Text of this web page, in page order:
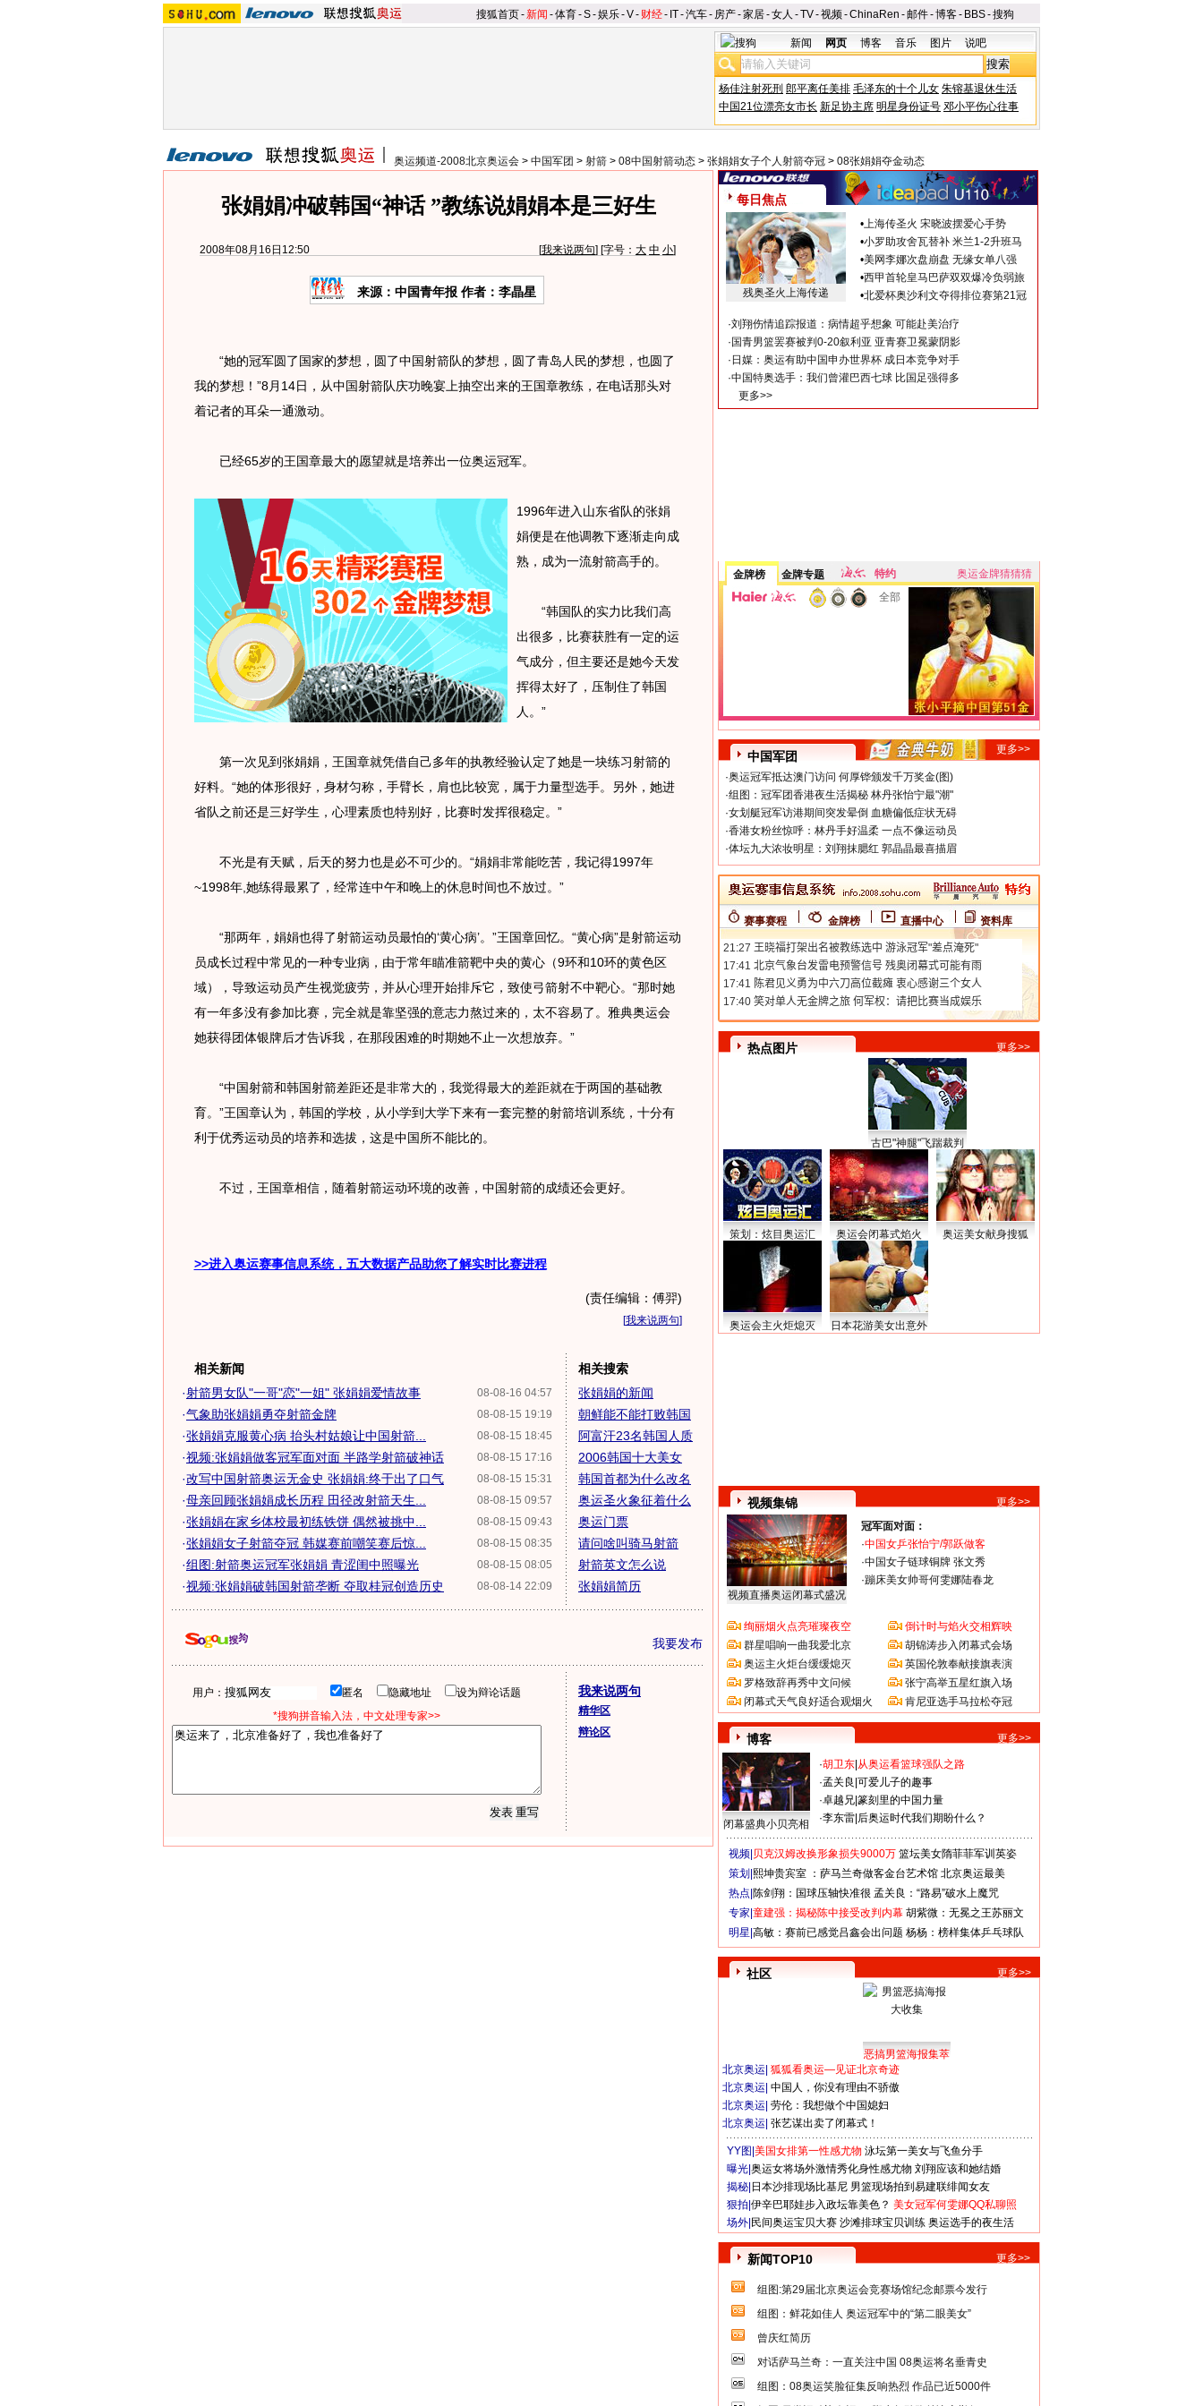
搜狐首页-新闻 -体育-S-娱乐-V- 财经- IT-汽车- 房产-家居-女人 -TV-视频-ChinaRen -邮件-博客- BBS-搜狗
新闻 网页 博客 音乐 图片 说吧
杨佳注射死刑 郎平离任美排 毛泽东的十个儿女 朱镕基退休生活
中国21位漂亮女市长 新足协主席 明星身份证号 邓小平伤心往事
奥运频道-2008北京奥运会 > 中国军团 > 射箭 > 08中国射箭动态 > 张娟娟女子个人射箭夺冠 > 08张娟娟夺金动态
张娟娟冲破韩国“神话 ”教练说娟娟本是三好生
2008年08月16日12:50 [我来说两句] [字号： 大 中 小]
来源：中国青年报 作者：李晶星
“她的冠军圆了国家的梦想，圆了中国射箭队的梦想，圆了青岛人民的梦想，也圆了
我的梦想！”8月14日，从中国射箭队庆功晚宴上抽空出来的王国章教练，在电话那头对
着记者的耳朵一通激动。
已经65岁的王国章最大的愿望就是培养出一位奥运冠军。
1996年进入山东省队的张娟
娟便是在他调教下逐渐走向成
熟，成为一流射箭高手的。
“韩国队的实力比我们高
出很多，比赛获胜有一定的运
气成分，但主要还是她今天发
挥得太好了，压制住了韩国
人。”
第一次见到张娟娟，王国章就凭借自己多年的执教经验认定了她是一块练习射箭的
好料。“她的体形很好，身材匀称，手臂长，肩也比较宽，属于力量型选手。另外，她进
省队之前还是三好学生，心理素质也特别好，比赛时发挥很稳定。”
不光是有天赋，后天的努力也是必不可少的。“娟娟非常能吃苦，我记得1997年
~1998年,她练得最累了，经常连中午和晚上的休息时间也不放过。”
“那两年，娟娟也得了射箭运动员最怕的‘黄心病’。”王国章回忆。“黄心病”是射箭运动
员成长过程中常见的一种专业病，由于常年瞄准箭靶中央的黄心（9环和10环的黄色区
域），导致运动员产生视觉疲劳，并从心理开始排斥它，致使弓箭射不中靶心。“那时她
有一年多没有参加比赛，完全就是靠坚强的意志力熬过来的，太不容易了。雅典奥运会
她获得团体银牌后才告诉我，在那段困难的时期她不止一次想放弃。”
“中国射箭和韩国射箭差距还是非常大的，我觉得最大的差距就在于两国的基础教
育。”王国章认为，韩国的学校，从小学到大学下来有一套完整的射箭培训系统，十分有
利于优秀运动员的培养和选拔，这是中国所不能比的。
不过，王国章相信，随着射箭运动环境的改善，中国射箭的成绩还会更好。
>>进入奥运赛事信息系统，五大数据产品助您了解实时比赛进程
(责任编辑：傅羿)
[我来说两句]
相关新闻
08-08-16 04:57
·射箭男女队"一哥"恋"一姐" 张娟娟爱情故事
08-08-15 19:19
·气象助张娟娟勇夺射箭金牌
08-08-15 18:45
·张娟娟克服黄心病 抬头村姑娘让中国射箭...
08-08-15 17:16
·视频:张娟娟做客冠军面对面 半路学射箭破神话
08-08-15 15:31
·改写中国射箭奥运无金史 张娟娟:终于出了口气
08-08-15 09:57
·母亲回顾张娟娟成长历程 田径改射箭天生...
08-08-15 09:43
·张娟娟在家乡体校最初练铁饼 偶然被挑中...
08-08-15 08:35
·张娟娟女子射箭夺冠 韩媒赛前嘲笑赛后惊...
08-08-15 08:05
·组图:射箭奥运冠军张娟娟 青涩闺中照曝光
08-08-14 22:09
·视频:张娟娟破韩国射箭垄断 夺取桂冠创造历史
相关搜索
张娟娟的新闻
朝鲜能不能打败韩国
阿富汗23名韩国人质
2006韩国十大美女
韩国首都为什么改名
奥运圣火象征着什么
奥运门票
请问啥叫骑马射箭
射箭英文怎么说
张娟娟简历
我要发布
用户： 匿名 隐藏地址
设为辩论话题
*搜狗拼音输入法，中文处理专家>>
我来说两句
精华区
辩论区
每日焦点
残奥圣火上海传递
•上海传圣火 宋晓波摆爱心手势
•小罗助攻舍瓦替补 米兰1-2升班马
•美网李娜次盘崩盘 无缘女单八强
•西甲首轮皇马巴萨双双爆冷负弱旅
•北爱杯奥沙利文夺得排位赛第21冠
·刘翔伤情追踪报道：病情超乎想象 可能赴美治疗
· 国青男篮罢赛被判0-20叙利亚 亚青赛卫冕蒙阴影
· 日媒：奥运有助中国申办世界杯 成日本竞争对手
·中国特奥选手：我们曾灌巴西七球 比国足强得多
更多>>
金牌榜 金牌专题 特约
奥运金牌猜猜猜
全部
中国军团
更多>>
·奥运冠军抵达澳门访问 何厚铧颁发千万奖金(图)
·组图：冠军团香港夜生活揭秘 林丹张怡宁最"潮"
·女划艇冠军访港期间突发晕倒 血糖偏低症状无碍
·香港女粉丝惊呼：林丹手好温柔 一点不像运动员
·体坛九大浓妆明星：刘翔抹腮红 郭晶晶最喜描眉
赛事赛程 金牌榜 直播中心 资料库
热点图片 更多>>
古巴"神腿"飞踹裁判
策划：炫目奥运汇 奥运会闭幕式焰火 奥运美女献身搜狐
奥运会主火炬熄灭 日本花游美女出意外
视频集锦 更多>>
视频直播奥运闭幕式盛况
冠军面对面：
·中国女乒张怡宁/郭跃做客
·中国女子链球铜牌 张文秀
·蹦床美女帅哥何雯娜陆春龙
绚丽烟火点亮璀璨夜空
群星唱响一曲我爱北京
奥运主火炬台缓缓熄灭
罗格致辞再秀中文问候
闭幕式天气良好适合观烟火
倒计时与焰火交相辉映
胡锦涛步入闭幕式会场
英国伦敦奉献接旗表演
张宁高举五星红旗入场
肯尼亚选手马拉松夺冠
博客 更多>>
闭幕盛典小贝亮相
·胡卫东 从奥运看篮球强队之路
·孟关良 可爱儿子的趣事
·卓越兄 篆刻里的中国力量
·李东雷 后奥运时代我们期盼什么？
视频| 贝克汉姆改换形象损失9000万 篮坛美女隋菲菲军训英姿
策划| 熙坤贵宾室 ：萨马兰奇做客金台艺术馆 北京奥运最美
热点| 陈剑翔：国球压轴快准很 孟关良：“路易”破水上魔咒
专家| 童建强：揭秘陈中接受改判内幕 胡紫微：无冕之王苏丽文
明星| 高敏：赛前已感觉吕鑫会出问题 杨杨：榜样集体乒乓球队
社区 更多>>
恶搞男篮海报集萃
北京奥运 狐狐看奥运—见证北京奇迹
北京奥运 中国人，你没有理由不骄傲
北京奥运 劳伦：我想做个中国媳妇
北京奥运 张艺谋出卖了闭幕式！
YY图| 美国女排第一性感尤物 泳坛第一美女与飞鱼分手
曝光| 奥运女将场外激情秀化身性感尤物 刘翔应该和她结婚
揭秘| 日本沙排现场比基尼 男篮现场拍到易建联绯闻女友
狠拍| 伊辛巴耶娃步入政坛靠美色？ 美女冠军何雯娜QQ私聊照
场外| 民间奥运宝贝大赛 沙滩排球宝贝训练 奥运选手的夜生活
新闻TOP10 更多>>
组图:第29届北京奥运会竞赛场馆纪念邮票今发行
组图：鲜花如佳人 奥运冠军中的“第二眼美女”
曾庆红简历
对话萨马兰奇：一直关注中国 08奥运将名垂青史
组图：08奥运笑脸征集反响热烈 作品已近5000件